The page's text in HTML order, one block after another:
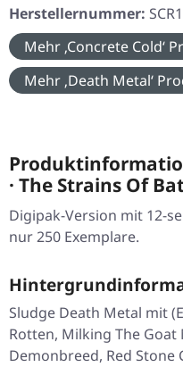
Herstellernummer:
Mehr ‚Concrete Cold‘
Mehr ‚Death Metal‘
· The Strains Of
Digipak-Version mit 12-
nur 250 Exemplare.
Sludge Death Metal mit
Rotten, Milking The Goat
Demonbreed, Red Stone